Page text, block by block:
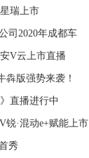
瑞上市
司2020年成都车
V云上市直播
犇版强势来袭！
直播进行中
锐·混动e+赋能上市
秀